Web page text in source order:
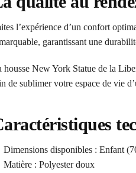
l’expérience d’un confort
garantissant une
housse New York Statue de la
de sublimer votre espace de vie
Dimensions disponibles : Enfant
Matière : Polyester doux